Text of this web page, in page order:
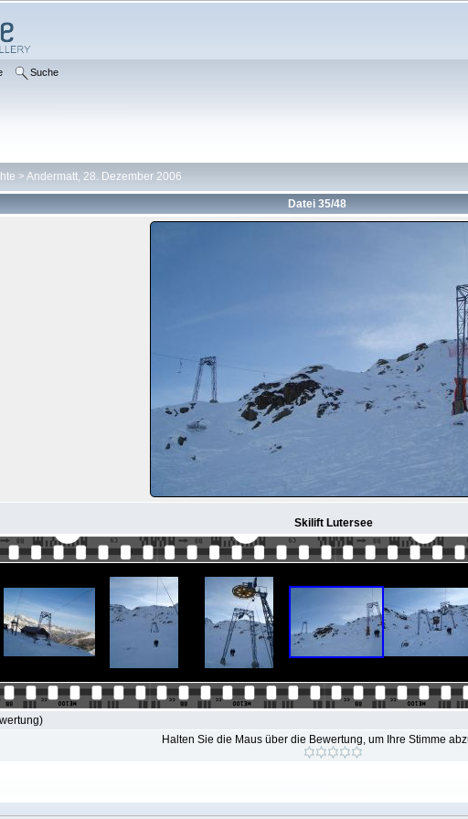
Suche
>Andermatt, 28. Dezember 2006
Datei 35/48
Skilift Lutersee
Halten Sie die Maus über die Bewertung, um Ihre Stimme